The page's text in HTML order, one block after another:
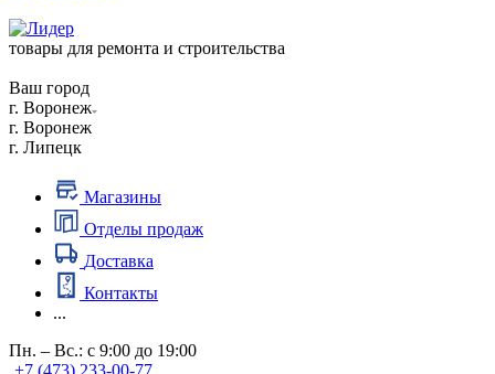
товары для ремонта и строительства
Ваш город
г. Воронеж
г. Воронеж
г. Липецк
Магазины
Отделы продаж
Доставка
Контакты
...
Пн. – Вс.: с 9:00 до 19:00
+7 (473) 233-00-77